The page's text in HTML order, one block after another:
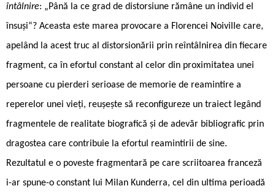
întâlnire: „Până la ce grad de distorsiune rămâne un individ el
însuși“? Aceasta este marea provocare a Florencei Noiville care,
apelând la acest truc al distorsionării prin reîntâlnirea din fiecare
fragment, ca în efortul constant al celor din proximitatea unei
persoane cu pierderi serioase de memorie de reamintire a
reperelor unei vieți, reușește să reconfigureze un traiect legând
fragmentele de realitate biografică și de adevăr bibliografic prin
dragostea care contribuie la efortul reamintirii de sine.
Rezultatul e o poveste fragmentară pe care scriitoarea franceză
i-ar spune-o constant lui Milan Kunderra, cel din ultima perioadă